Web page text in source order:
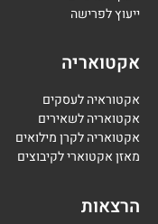
ייעוץ לפרישה
אקטואריה
אקטוראיה לעסקים
אקטואריה לשאירים
אקטואריה לקרן מילואים
מאזן אקטוארי לקיבוצים
הרצאות